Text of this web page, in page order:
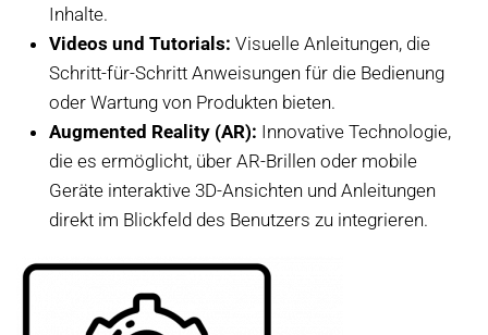
Inhalte.
Videos und Tutorials: Visuelle Anleitungen, die
Schritt-für-Schritt Anweisungen für die Bedienung
oder Wartung von Produkten bieten.
Augmented Reality (AR): Innovative Technologie,
die es ermöglicht, über AR-Brillen oder mobile
Geräte interaktive 3D-Ansichten und Anleitungen
direkt im Blickfeld des Benutzers zu integrieren.